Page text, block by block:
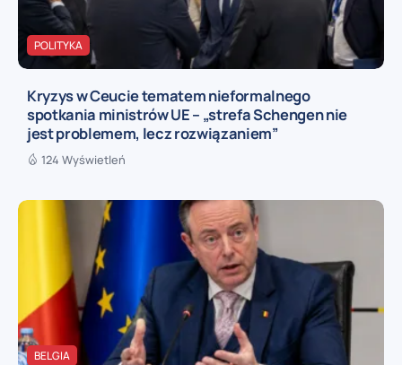
POLITYKA
Kryzys w Ceucie tematem nieformalnego
spotkania ministrów UE – „strefa Schengen nie
jest problemem, lecz rozwiązaniem”
124 Wyświetleń
BELGIA